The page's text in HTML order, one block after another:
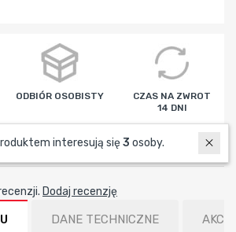
ODBIÓR OSOBISTY
CZAS NA ZWROT
14 DNI
Dodaj recenzję
DANE TECHNICZNE
interesują się 3osoby.